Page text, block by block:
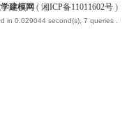
建模网 ( 湘ICP备11011602号)
in 0.029044 second(s), 7 queries .